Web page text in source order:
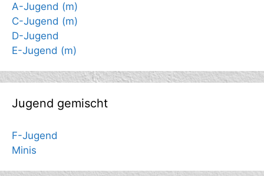
A-Jugend (m)
C-Jugend (m)
D-Jugend
E-Jugend (m)
Jugend gemischt
F-Jugend
Minis